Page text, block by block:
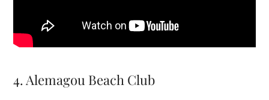
4. Alemagou Beach Club